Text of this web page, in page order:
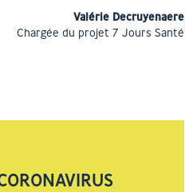
Valérie Decruyenaere
Chargée du projet 7 Jours Santé